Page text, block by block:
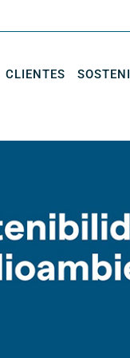
CLIENTES